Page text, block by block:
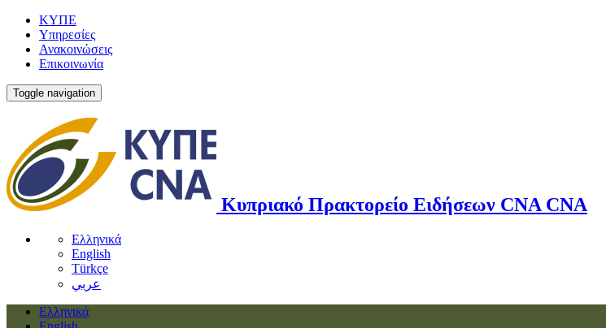
ΚΥΠΕ
Υπηρεσίες
Ανακοινώσεις
Επικοινωνία
Toggle navigation
Κυπριακό Πρακτορείο Ειδήσεων CNA CNA
Ελληνικά
English
Türkçe
عربي
Ελληνικά